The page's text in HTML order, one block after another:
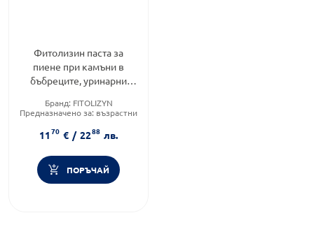
Фитолизин паста за
пиене при камъни в
бъбреците, уринарни
Бранд: FITOLIZYN
Предназначено за: възрастни
1170 € / 2288 лв.
ПОРЪЧАЙ